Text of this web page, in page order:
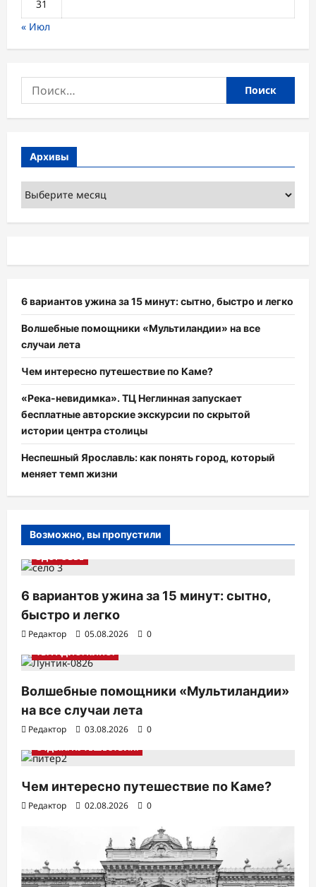
31
« Июл
Найти:
Архивы
Архивы
6 вариантов ужина за 15 минут: сытно, быстро и легко
Волшебные помощники «Мультиландии» на все
случаи лета
Чем интересно путешествие по Каме?
«Река-невидимка». ТЦ Неглинная запускает
бесплатные авторские экскурсии по скрытой
истории центра столицы
Неспешный Ярославль: как понять город, который
меняет темп жизни
Возможно, вы пропустили
ЗДОРОВЬЕ
6 вариантов ужина за 15 минут: сытно,
быстро и легко
Редактор 05.08.2026
0
ТВ. РАДИО. КИНО.
Волшебные помощники «Мультиландии»
на все случаи лета
Редактор 03.08.2026
0
ОТДЫХ. ПУТЕШЕСТВИЯ.
Чем интересно путешествие по Каме?
Редактор 02.08.2026 0